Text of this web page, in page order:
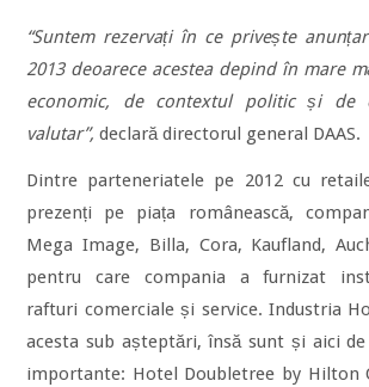
“Suntem rezervați în ce privește
2013 deoarece acestea depind în mare
economic, de contextul politic și de
valutar”, declară directorul general DAAS.
Dintre parteneriatele pe 2012 cu
prezenți pe piața românească,
Mega Image, Billa, Cora, Kaufland,
pentru care compania a furnizat
rafturi comerciale și service. Industria
acesta sub așteptări, însă sunt și aici
importante: Hotel Doubletree by Hilton